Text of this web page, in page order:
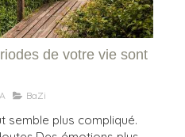
de votre vie sont
BaZi
semble plus compliqué.